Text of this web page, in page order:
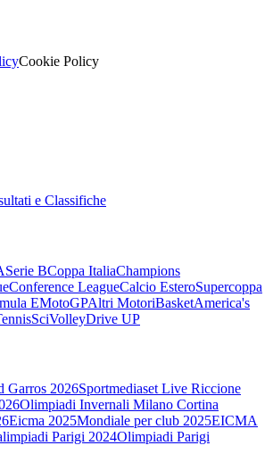
Cookie Policy
e Classifiche
Serie BCoppa ItaliaChampions
Conference LeagueCalcio EsteroSupercoppa
EMotoGPAltri MotoriBasketAmerica's
SciVolleyDrive UP
Garros 2026Sportmediaset Live Riccione
Olimpiadi Invernali Milano Cortina
Eicma 2025Mondiale per club 2025EICMA
Parigi 2024Olimpiadi Parigi